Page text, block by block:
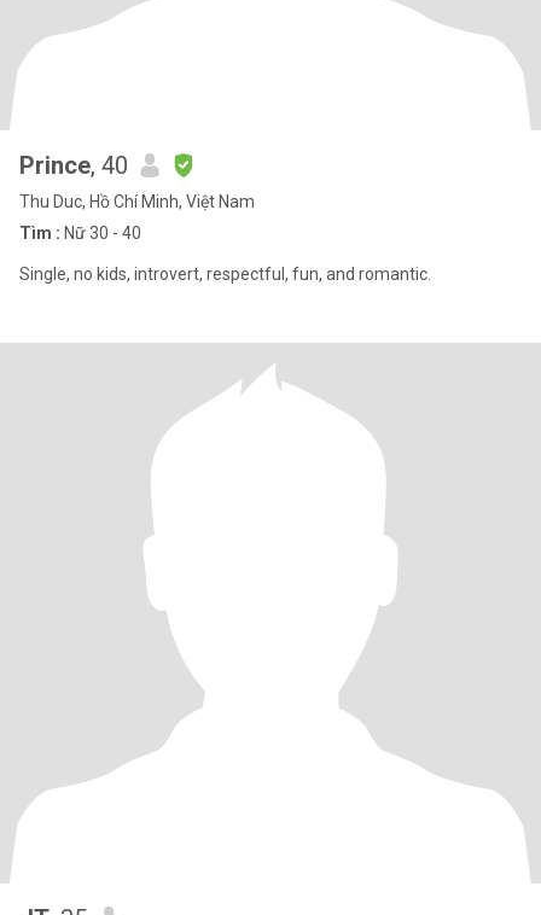
Prince, 40
Thu Duc, Hồ Chí Minh, Việt Nam
Tìm : Nữ 30 - 40
Single, no kids, introvert, respectful, fun, and romantic.